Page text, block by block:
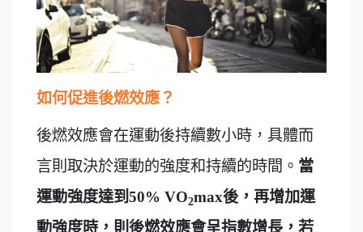
如何促進後燃效應？
後燃效應會在運動後持續數小時，具體而
言則取決於運動的強度和持續的時間。 當
運動強度達到50% VO2max後，再增加運
動強度時，則後燃效應會呈指數增長，若